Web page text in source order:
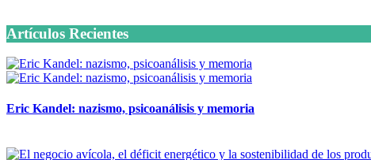
Artículos Recientes
Eric Kandel: nazismo, psicoanálisis y memoria